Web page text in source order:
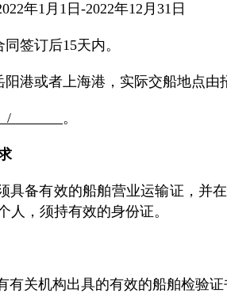
年1月1日-2022年12月31日
签订后15天内。
港或者上海港，实际交船地点由
。
具备有效的船舶营业运输证，并
人，须持有效的身份证。
有关机构出具的有效的船舶检验